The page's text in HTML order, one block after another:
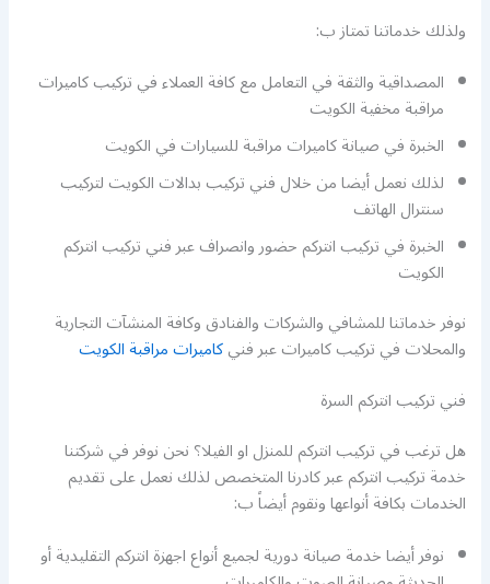
ولذلك خدماتنا تمتاز ب:
المصداقية والثقة في التعامل مع كافة العملاء في تركيب كاميرات
مراقبة مخفية الكويت
الخبرة في صيانة كاميرات مراقبة للسيارات في الكويت
لذلك نعمل أيضا من خلال فني تركيب بدالات الكويت لتركيب
سنترال الهاتف
الخبرة في تركيب انتركم حضور وانصراف عبر فني تركيب انتركم
الكويت
نوفر خدماتنا للمشافي والشركات والفنادق وكافة المنشآت التجارية
والمحلات في تركيب كاميرات عبر فنيكاميرات مراقبة الكويت
فني تركيب انتركم السرة
هل ترغب في تركيب انتركم للمنزل او الفيلا؟ نحن نوفر في شركتنا
خدمة تركيب انتركم عبر كادرنا المتخصص لذلك نعمل على تقديم
الخدمات بكافة أنواعها ونقوم أيضاً ب:
نوفر أيضا خدمة صيانة دورية لجميع أنواع اجهزة انتركم التقليدية أو